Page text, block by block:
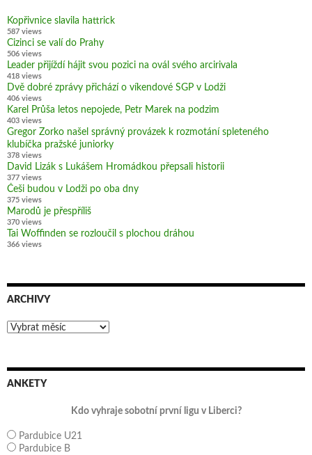
Kopřivnice slavila hattrick
587 views
Cizinci se valí do Prahy
506 views
Leader přijíždí hájit svou pozici na ovál svého arcirivala
418 views
Dvě dobré zprávy přichází o víkendové SGP v Lodži
406 views
Karel Průša letos nepojede, Petr Marek na podzim
403 views
Gregor Zorko našel správný provázek k rozmotání spleteného
klubíčka pražské juniorky
378 views
David Lizák s Lukášem Hromádkou přepsali historii
377 views
Češi budou v Lodži po oba dny
375 views
Marodů je přespříliš
370 views
Tai Woffinden se rozloučil s plochou dráhou
366 views
ARCHIVY
Archivy
ANKETY
Kdo vyhraje sobotní první ligu v Liberci?
Pardubice U21
Pardubice B